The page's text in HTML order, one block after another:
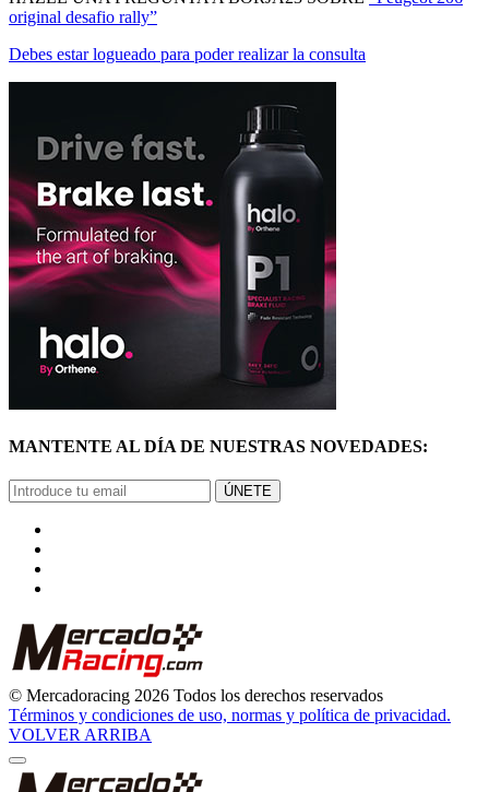
Debes estar logueado para poder realizar la consulta
© Mercadoracing 2026 Todos los derechos reservados
Términos y condiciones de uso, normas y política de privacidad.
VOLVER ARRIBA